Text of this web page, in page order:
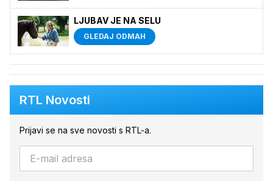
LJUBAV JE NA SELU
GLEDAJ ODMAH
RTL Novosti
Prijavi se na sve novosti s RTL-a.